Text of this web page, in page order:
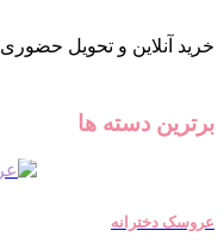
خرید آنلاین و تحویل حضوری
برترین دسته ها
عروسک دخترانه